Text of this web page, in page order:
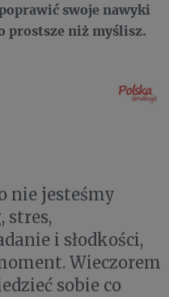
swoje nawyki
prostsze niż myślisz.
nie jesteśmy
stres,
i słodkości,
Wieczorem
sobie co